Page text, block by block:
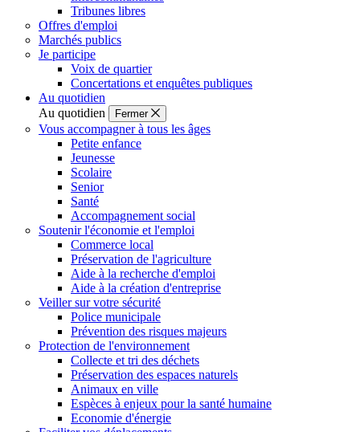
Tribunes libres
Offres d'emploi
Marchés publics
Je participe
Voix de quartier
Concertations et enquêtes publiques
Au quotidien
Au quotidien
Fermer
Vous accompagner à tous les âges
Petite enfance
Jeunesse
Scolaire
Senior
Santé
Accompagnement social
Soutenir l'économie et l'emploi
Commerce local
Préservation de l'agriculture
Aide à la recherche d'emploi
Aide à la création d'entreprise
Veiller sur votre sécurité
Police municipale
Prévention des risques majeurs
Protection de l'environnement
Collecte et tri des déchets
Préservation des espaces naturels
Animaux en ville
Espèces à enjeux pour la santé humaine
Economie d'énergie